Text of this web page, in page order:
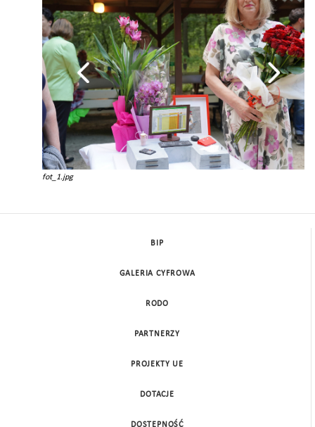
fot_1.jpg
BIP
GALERIA CYFROWA
RODO
PARTNERZY
PROJEKTY UE
DOTACJE
DOSTĘPNOŚĆ